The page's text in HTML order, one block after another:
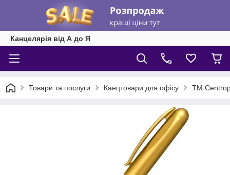
Канцелярія від А до Я
Товари та послуги Канцтовари для офісу ТМ